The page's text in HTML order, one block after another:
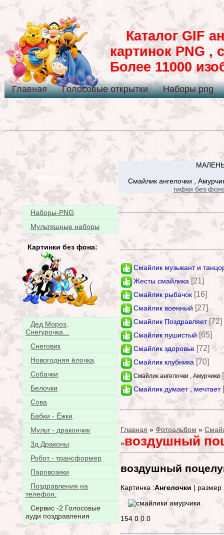
Каталог GIF
картинок PNG ,
Более 11000
Главная Голосовые открытки Наборы png
Наборы-PNG
Мультяшные наборы
Картинки без фона:
Дед Мороз,
Снегурочка...
Снеговик
Новогодняя ёлочка
Собачки
Белочки
Сова
Бабки - Ёжки
Мульт - дракончик
3д Драконы
Робот - трансформер
Паровозики
Поздравления на
телефон.
Сервис -2 Голосовые
ауди поздравления
Смайлик ангелочки ,
гифки без
Смайлик музыкант и
Жесты смайлика [21]
Смайлик рыбачок [16]
Смайлик военный [27]
Смайлик Поздравляет [72]
Смайлик пушистый [65]
Смайлик здоровье [72]
Смайлик клубника [70]
Смайлик ангелочки , Амурчики
Смайлик думает , мечтает
Главная » Фотоальбом »
»воздушный
воздушный
Картинка :Ангелочки |
154 0 0.0